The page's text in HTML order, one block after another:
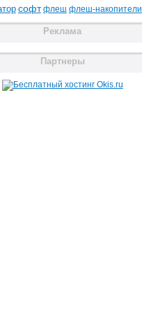
софт флеш флеш-накопители
Реклама
Партнеры